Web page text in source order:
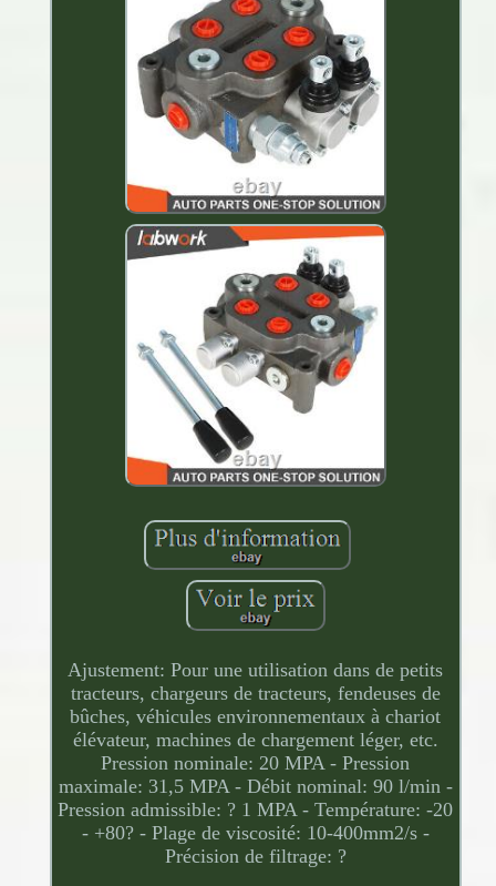
Ajustement: Pour une utilisation dans de petits
tracteurs, chargeurs de tracteurs, fendeuses de
bûches, véhicules environnementaux à chariot
élévateur, machines de chargement léger, etc.
Pression nominale: 20 MPA - Pression
maximale: 31,5 MPA - Débit nominal: 90 l/min -
Pression admissible: ? 1 MPA - Température: -20
- +80? - Plage de viscosité: 10-400mm2/s -
Précision de filtrage: ?